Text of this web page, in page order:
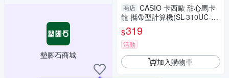
墊腳石商城
商店 CASIO 卡西歐 甜心馬卡
龍 攜帶型計算機(SL-310UC-W
E)
$319
活動
加入購物車